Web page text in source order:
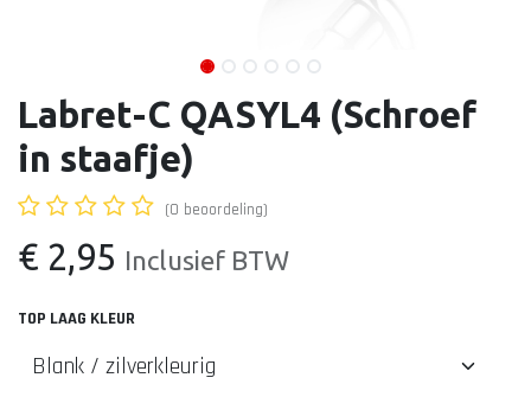
Labret-C QASYL4 (Schroef
in staafje)
(0 beoordeling)
€ 2,95 Inclusief BTW
TOP LAAG KLEUR